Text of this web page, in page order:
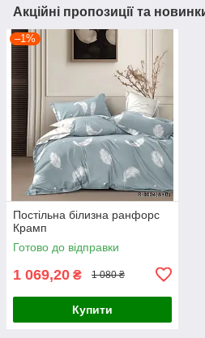
Акційні пропозиції та
–1%
Постільна білизна ранфорс
Крамп
Готово до відправки
1 069,20 ₴ 1 080 ₴
Купити